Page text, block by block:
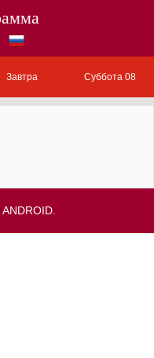
Завтра Суббота 08